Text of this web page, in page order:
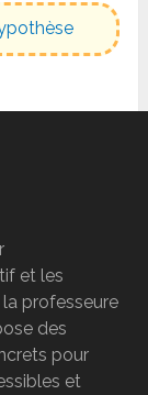
et les
professeure
des
pour
et